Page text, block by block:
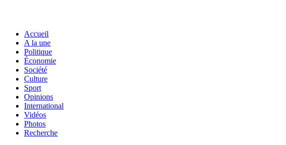
Accueil
A la une
Politique
Économie
Société
Culture
Sport
Opinions
International
Vidéos
Photos
Recherche